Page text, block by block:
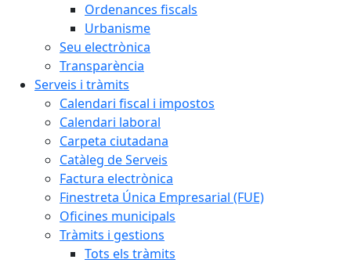
Ordenances fiscals
Urbanisme
Seu electrònica
Transparència
Serveis i tràmits
Calendari fiscal i impostos
Calendari laboral
Carpeta ciutadana
Catàleg de Serveis
Factura electrònica
Finestreta Única Empresarial (FUE)
Oficines municipals
Tràmits i gestions
Tots els tràmits